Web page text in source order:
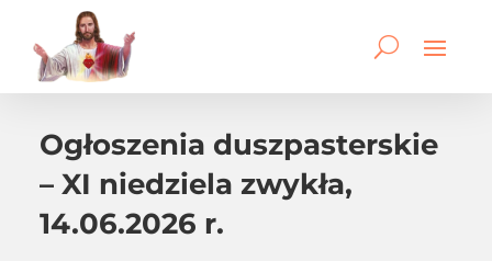
Ogłoszenia duszpasterskie
– XI niedziela zwykła,
14.06.2026 r.